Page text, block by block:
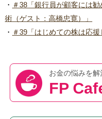
・ ＃38「銀行員が顧客には
術（ゲスト：高橋忠寛）」
・ ＃39「はじめての株は応
お金の悩みを解
FP